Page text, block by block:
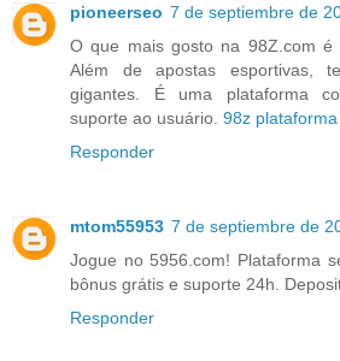
pioneerseo 7 de septiembre de
O que mais gosto na 98Z.com é
Além de apostas esportivas,
gigantes. É uma plataforma
suporte ao usuário. 98z plataforma
Responder
mtom55953 7 de septiembre de
Jogue no 5956.com! Plataforma
bônus grátis e suporte 24h.
Responder